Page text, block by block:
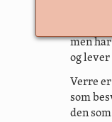
Skulle
fra en
men
og
Verre
som
den